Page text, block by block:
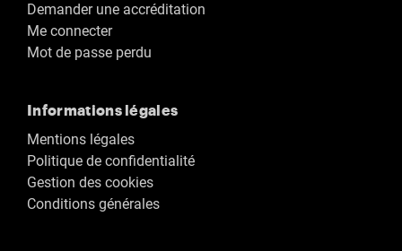
Demander une accréditation
Me connecter
Mot de passe perdu
Informations légales
Mentions légales
Politique de confidentialité
Gestion des cookies
Conditions générales